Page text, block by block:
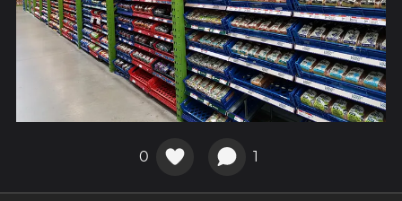
0 1